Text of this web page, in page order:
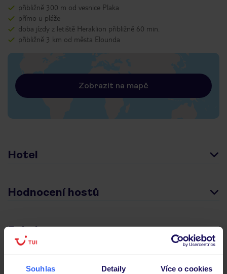
Souhlas Detaily Více o cookies
přibližně 300 m od vesnice Plaka
přímo u pláže
doba jízdy z letiště Heraklion přibližně 60 min.
přibližně 3 km od města Elounda
Zobrazit na mapě
Hotel
Hodnocení hostů
Pokoje
Stravování